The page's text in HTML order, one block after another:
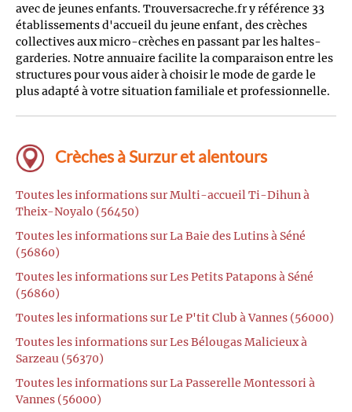
avec de jeunes enfants. Trouversacreche.fr y référence 33
établissements d'accueil du jeune enfant, des crèches
collectives aux micro-crèches en passant par les haltes-
garderies. Notre annuaire facilite la comparaison entre les
structures pour vous aider à choisir le mode de garde le
plus adapté à votre situation familiale et professionnelle.
Crèches à Surzur et alentours
Toutes les informations sur Multi-accueil Ti-Dihun à
Theix-Noyalo (56450)
Toutes les informations sur La Baie des Lutins à Séné
(56860)
Toutes les informations sur Les Petits Patapons à Séné
(56860)
Toutes les informations sur Le P'tit Club à Vannes (56000)
Toutes les informations sur Les Bélougas Malicieux à
Sarzeau (56370)
Toutes les informations sur La Passerelle Montessori à
Vannes (56000)